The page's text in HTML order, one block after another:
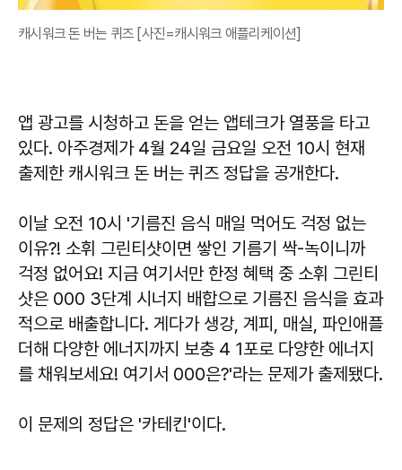
캐시워크 돈 버는 퀴즈 [사진=캐시워크 애플리케이션]
앱 광고를 시청하고 돈을 얻는 앱테크가 열풍을 타고
있다. 아주경제가 4월 24일 금요일 오전 10시 현재
출제한 캐시워크 돈 버는 퀴즈 정답을 공개한다.
이날 오전 10시 '기름진 음식 매일 먹어도 걱정 없는
이유?! 소휘 그린티샷이면 쌓인 기름기 싹-녹이니까
걱정 없어요! 지금 여기서만 한정 혜택 중 소휘 그린티
샷은 000 3단계 시너지 배합으로 기름진 음식을 효과
적으로 배출합니다. 게다가 생강, 계피, 매실, 파인애플
더해 다양한 에너지까지 보충 4 1포로 다양한 에너지
를 채워보세요! 여기서 000은?'라는 문제가 출제됐다.
이 문제의 정답은 '카테킨'이다.